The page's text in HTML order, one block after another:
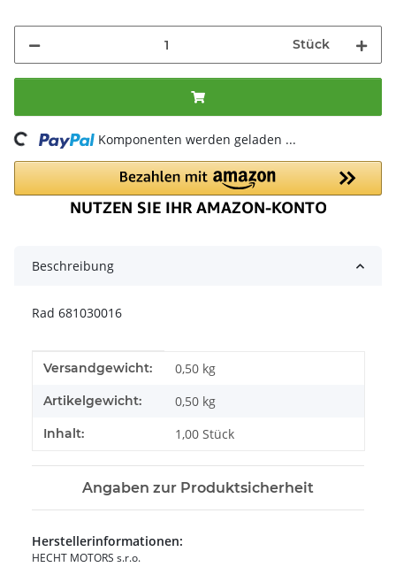
Stück
Komponenten werden geladen ...
Beschreibung
Rad 681030016
Produkteigenschaft
Wert
Versandgewicht: 0,50 kg
Artikelgewicht: 0,50 kg
Inhalt: 1,00 Stück
Angaben zur Produktsicherheit
Herstellerinformationen:
HECHT MOTORS s.r.o.